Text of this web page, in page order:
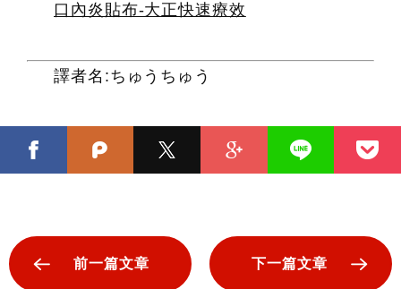
口內炎貼布-大正快速療效
譯者名:ちゅうちゅう
前一篇文章 下一篇文章